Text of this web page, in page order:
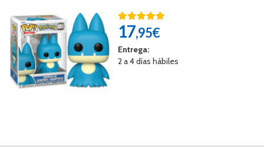
17,95€
Entrega:
2 a 4 días hábiles